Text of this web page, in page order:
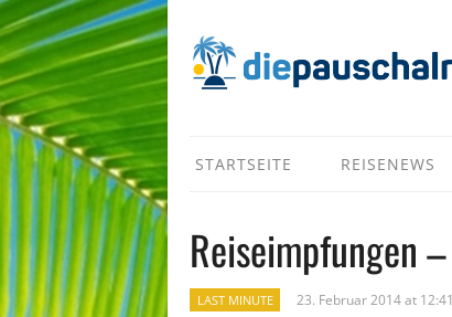
STARTSEITE REISENEWS
Reiseimpfungen
LAST MINUTE 23. Februar 2014 at 12:41